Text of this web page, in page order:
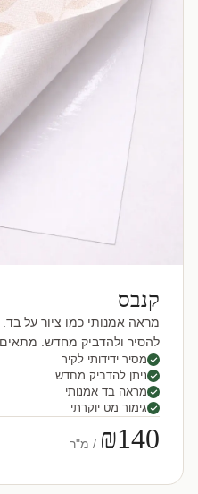
קנבס
מראה אמנותי כמו ציור על
להסיר ולהדביק מחדש. מתאים
מסיר ידידותי לקיר
ניתן להדביק מחדש
מראה בד אמנותי
גימור מט יוקרתי
₪140 / מ"ר